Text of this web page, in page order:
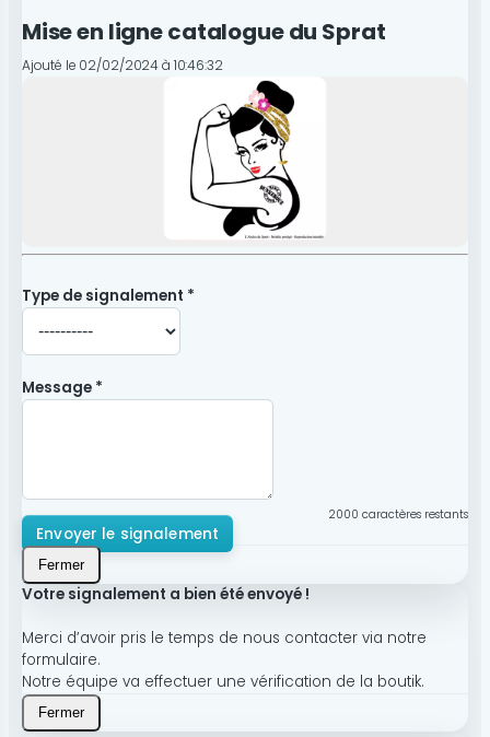
Mise en ligne catalogue du Sprat
Ajouté le 02/02/2024 à 10:46:32
Type de signalement *
Message *
2000 caractères restants
Envoyer le signalement
Fermer
Votre signalement a bien été envoyé !
Merci d’avoir pris le temps de nous contacter via notre
formulaire.
Notre équipe va effectuer une vérification de la boutik.
Fermer